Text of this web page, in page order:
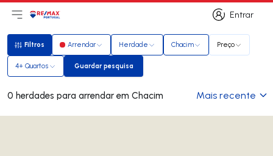
Entrar
Entrar
Abri menu principal
LogoIr para página inicial
Filtros
Filtros Arrendar Herdade Chacim Preço
4+ Quartos Guardar pesquisa
Guardar pesquisa
0 herdades para arrendar em Chacim Mais recente